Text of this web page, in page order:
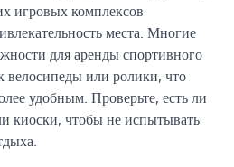
игровых комплексов
места. Многие
для аренды спортивного
велосипеды или ролики, что
удобным. Проверьте, есть ли
киоски, чтобы не испытывать